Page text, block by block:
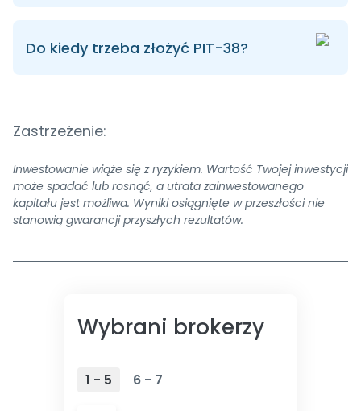
Do kiedy trzeba złożyć PIT-38?
Zastrzeżenie:
Inwestowanie wiąże się z ryzykiem. Wartość Twojej inwestycji
może spadać lub rosnąć, a utrata zainwestowanego
kapitału jest możliwa. Wyniki osiągnięte w przeszłości nie
stanowią gwarancji przyszłych rezultatów.
Wybrani brokerzy
1 - 5 6 - 7